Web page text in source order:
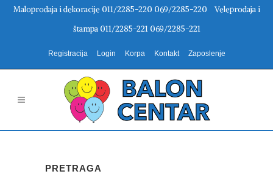
Maloprodaja i dekoracije 011/2285-220 069/2285-220 Veleprodaja i
štampa 011/2285-221 069/2285-221
Registracija Login Korpa Kontakt Zaposlenje
PRETRAGA